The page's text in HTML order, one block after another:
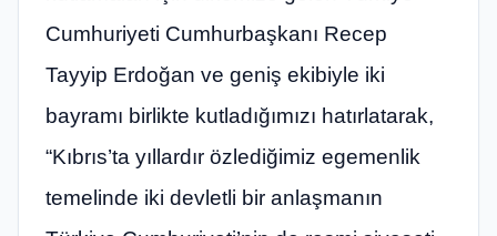
Cumhuriyeti Cumhurbaşkanı Recep
Tayyip Erdoğan ve geniş ekibiyle iki
bayramı birlikte kutladığımızı hatırlatarak,
“Kıbrıs’ta yıllardır özlediğimiz egemenlik
temelinde iki devletli bir anlaşmanın